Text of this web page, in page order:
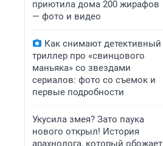
приютила дома 200 жирафов
— фото и видео
Как снимают детективный
триллер про «свинцового
маньяка» со звездами
сериалов: фото со съемок и
первые подробности
Укусила змея? Зато паука
нового открыл! История
арахнолога, который обожает